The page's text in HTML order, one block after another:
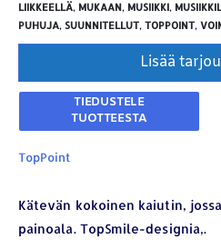
LIIKKEELLÄ, MUKAAN, MUSIIKKI,
PUHUJA, SUUNNITELLUT, TOPPOINT,
Lisää
TopPoint
Kätevän kokoinen kaiutin,
painoala. TopSmile-designia,.